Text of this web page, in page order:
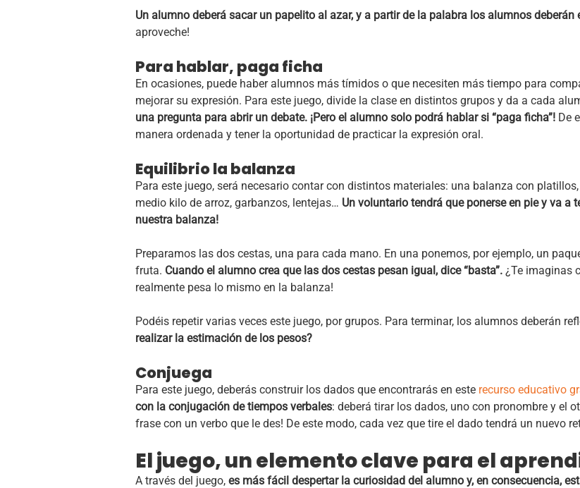
Un alumno deberá sacar un papelito al azar, y a partir de la palabra los alumnos
aproveche!
Para hablar, paga ficha
En ocasiones, puede haber alumnos más tímidos o que necesiten más tiempo para
mejorar su expresión. Para este juego, divide la clase en distintos grupos y da a cada
una pregunta para abrir un debate. ¡Pero el alumno solo podrá hablar si “paga ficha”! De
manera ordenada y tener la oportunidad de practicar la expresión oral.
Equilibrio la balanza
Para este juego, será necesario contar con distintos materiales: una balanza con
medio kilo de arroz, garbanzos, lentejas… Un voluntario tendrá que ponerse en pie y va a
nuestra balanza!
Preparamos las dos cestas, una para cada mano. En una ponemos, por ejemplo, un
fruta. Cuando el alumno crea que las dos cestas pesan igual, dice “basta”. ¿Te imaginas
realmente pesa lo mismo en la balanza!
Podéis repetir varias veces este juego, por grupos. Para terminar, los alumnos deberán
realizar la estimación de los pesos?
Conjuega
Para este juego, deberás construir los dados que encontrarás en este recurso educativo
con la conjugación de tiempos verbales: deberá tirar los dados, uno con pronombre y el
frase con un verbo que le des! De este modo, cada vez que tire el dado tendrá un nuevo
El juego, un elemento clave para el
A través del juego, es más fácil despertar la curiosidad del alumno y, en consecuencia,